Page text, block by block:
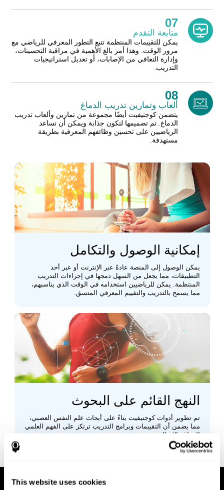
This website uses cookies
07
متابعة التقدم
يمكن للتقييمات المنتظمة تتبع التطور المعرفي للرياضي مع
مرور الوقت. وهذا أمر بالغ الأهمية في مراقبة التحسينات،
وإدارة التعافي من الإصابات، أو تعديل استراتيجيات
التدريب.
08
ألعاب وتمارين تدريب الدماغ
يتضمن كوجنيفيت أيضًا مجموعة من تمارين وألعاب تدريب
الدماغ. تم تصميمها لتكون جذابة ويمكن أن تساعد
الرياضيين على تحسين وظائفهم المعرفية بطريقة
مستهدفة.
إمكانية الوصول والتكامل
يمكن الوصول إلى المنصة عادةً عبر الإنترنت أو عبر أحد
التطبيقات، مما يجعل من السهل دمجها في إجراءات التدريب
المنتظمة. يمكن للرياضيين استخدامه في الوقت الذي يناسبهم،
مما يسمح بالتدريب والتقييم المعرفي المتسق.
النهج القائم على البحوث
تم تطوير أدوات كوجنيفيت بناءً على أبحاث علم النفس العصبي،
مما يضمن أن التقييمات وبرامج التدريب ترتكز على الفهم العلمي
للدماغ والإدراك.